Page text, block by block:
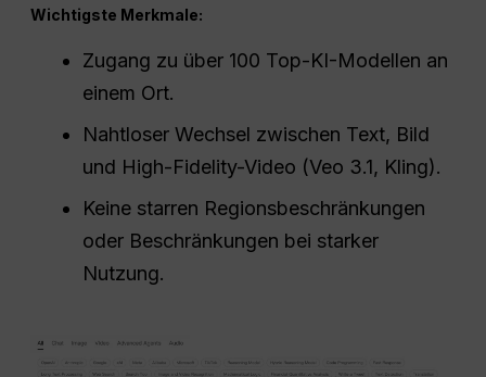
Wichtigste Merkmale:
Zugang zu über 100 Top-KI-Modellen an
einem Ort.
Nahtloser Wechsel zwischen Text, Bild
und High-Fidelity-Video (Veo 3.1, Kling).
Keine starren Regionsbeschränkungen
oder Beschränkungen bei starker
Nutzung.